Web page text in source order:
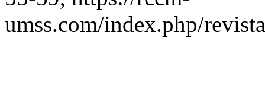
umss.com/index.php/